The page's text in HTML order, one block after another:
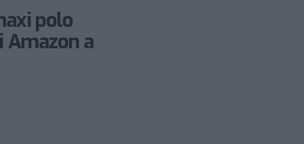
polo
Amazon a